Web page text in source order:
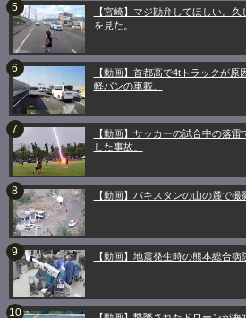
【宮崎】マジ勘弁してほしい。
を見た。
【動画】首都高で4tトラックが
軽バンの車載。
【動画】サッカーの試合中の落
した事故。
【動画】パキスタンの山の麓で撮
【動画】地震発生時の熊本総合